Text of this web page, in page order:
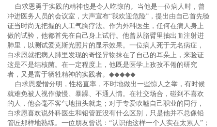
白求恩勇于实践的精神也是令人吃惊的。当他是一位病人时，曾
冲进医务人员的会议室，大声宣布“我欢迎危险”，提出由自己首先验
证当时尚无把握的人工气胸疗法。作为外科医生，任何在病人身上
做的试验，他都首先在自己身上试行。他曾从胳臂里抽出血注射进
肺里，以测试爱克斯光照片的显示效果。一位病人死于无名病症，
白求恩就把病人肺里发现的奇怪异物抹在了自己的耳朵上，来验证
这是不是结核菌。在一定程度上，他既是医学上孜孜不倦的研究
者，又是富于牺牲精神的实践者。 ◆◆◆◆◆
白求恩爱憎分明，性格直率，不时地做出一些惊人之举，有时候
就难免被人视作傲慢、暴躁、不通人情。在社交场合，碰到不喜欢
的人，他会毫不客气地扭头就走；对于专爱吹嘘自己职业的同行，
白求恩喜欢说外科医生和铅管匠没有什么区别，只是他并不总像铅
管匠那样地熟练。一位朋友曾说：“认识他这样一个人实在太累人”；